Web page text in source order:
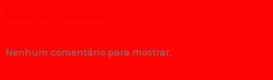
Nenhum comentário para mostrar.